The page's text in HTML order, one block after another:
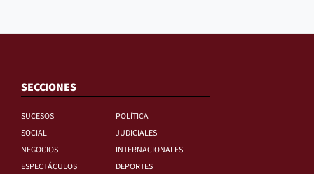
SECCIONES
SUCESOS
POLÍTICA
SOCIAL
JUDICIALES
NEGOCIOS
INTERNACIONALES
ESPECTÁCULOS
DEPORTES